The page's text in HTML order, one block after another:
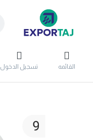
القائمه تسجيل الدخول